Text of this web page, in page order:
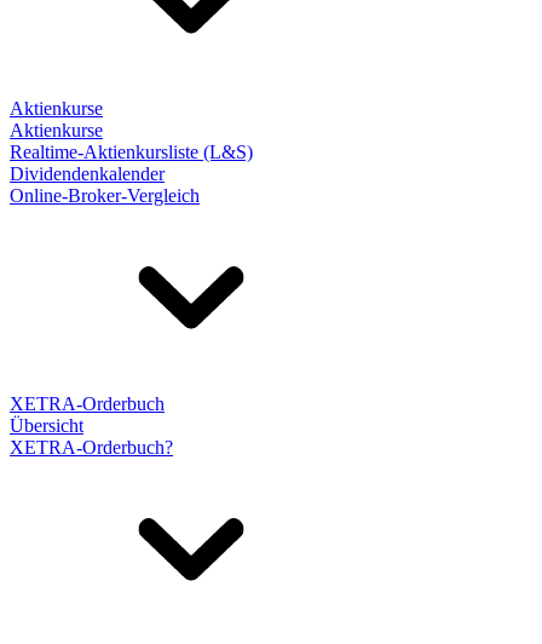
Aktienkurse
Aktienkurse
Realtime-Aktienkursliste (L&S)
Dividendenkalender
Online-Broker-Vergleich
XETRA-Orderbuch
Übersicht
XETRA-Orderbuch?